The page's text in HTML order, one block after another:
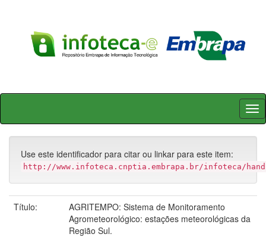
Skip
Use este identificador para citar ou linkar para este item:
http://www.infoteca.cnptia.embrapa.br/infoteca/
Título:
AGRITEMPO: Sistema de Monitoramento
Agrometeorológico: estações meteorológicas da
Região Sul.